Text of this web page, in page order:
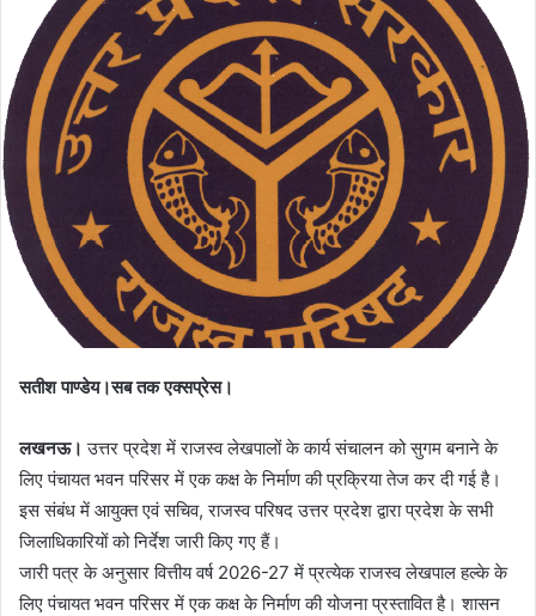
सतीश पाण्डेय।सब तक एक्सप्रेस।
लखनऊ। उत्तर प्रदेश में राजस्व लेखपालों के कार्य संचालन को सुगम बनाने के
लिए पंचायत भवन परिसर में एक कक्ष के निर्माण की प्रक्रिया तेज कर दी गई है।
इस संबंध में आयुक्त एवं सचिव, राजस्व परिषद उत्तर प्रदेश द्वारा प्रदेश के सभी
जिलाधिकारियों को निर्देश जारी किए गए हैं।
जारी पत्र के अनुसार वित्तीय वर्ष 2026-27 में प्रत्येक राजस्व लेखपाल हल्के के
लिए पंचायत भवन परिसर में एक कक्ष के निर्माण की योजना प्रस्तावित है। शासन